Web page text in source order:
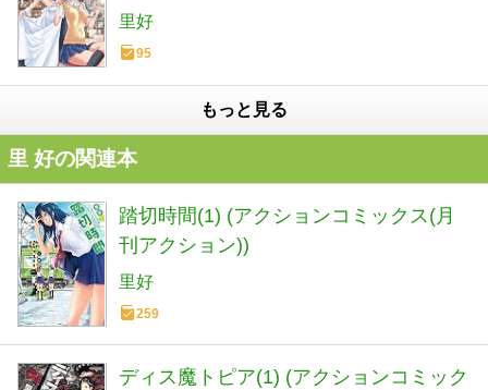
フォワードシリーズ)
里好
95
もっと見る
里 好の関連本
踏切時間(1) (アクションコミックス(月
刊アクション))
里好
259
ディス魔トピア(1) (アクションコミック